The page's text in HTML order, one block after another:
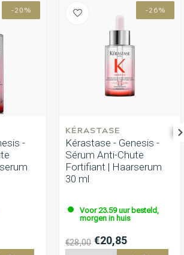
-20%
-
-26%
KÉRASTASE
Kérastase - Genesis -
Sérum Anti-Chute
Fortifiant | Haarserum
30 ml
Voor 23.59 uur besteld,
morgen in huis
€28,00 €20,85